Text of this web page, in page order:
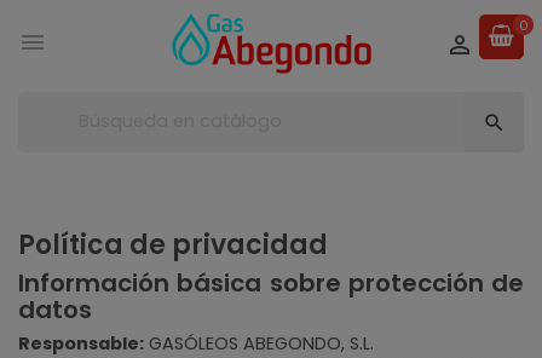

0


Política de privacidad
Información básica sobre protección de
datos
Responsable: GASÓLEOS ABEGONDO, S.L.